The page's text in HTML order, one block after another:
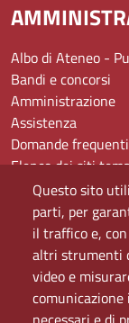
Questo sito
parti, per
il traffico e,
altri strumenti
video e
Albo di Ateneo -
Bandi e concorsi
Amministrazione
Assistenza
Domande
Elenco dei siti
Mappa del sito
PEC
Rete Wi-Fi
Servizio Proxy
Guida all’uso del